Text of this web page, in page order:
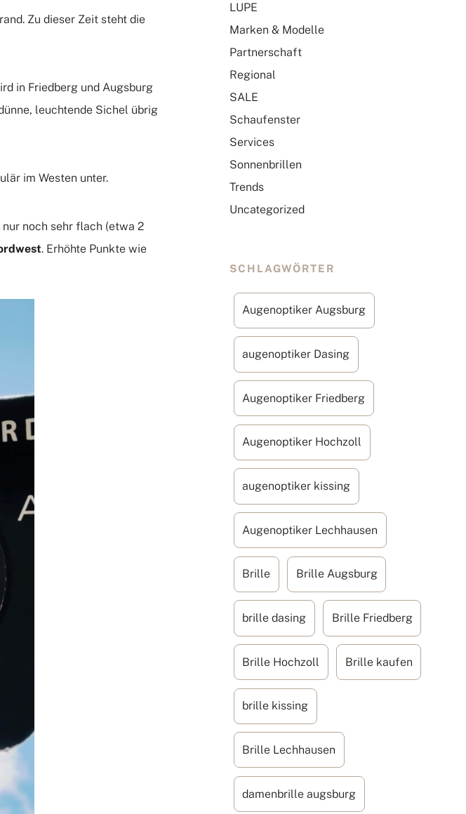
Zu dieser Zeit steht die
in Friedberg und Augsburg
leuchtende Sichel übrig
im Westen unter.
noch sehr flach (etwa 2
. Erhöhte Punkte wie
LUPE
Marken & Modelle
Partnerschaft
Regional
SALE
Schaufenster
Services
Sonnenbrillen
Trends
Uncategorized
SCHLAGWÖRTER
Augenoptiker Augsburg
augenoptiker Dasing
Augenoptiker Friedberg
Augenoptiker Hochzoll
augenoptiker kissing
Augenoptiker Lechhausen
Brille Brille Augsburg
brille dasing Brille Friedberg
Brille Hochzoll Brille kaufen
brille kissing
Brille Lechhausen
damenbrille augsburg